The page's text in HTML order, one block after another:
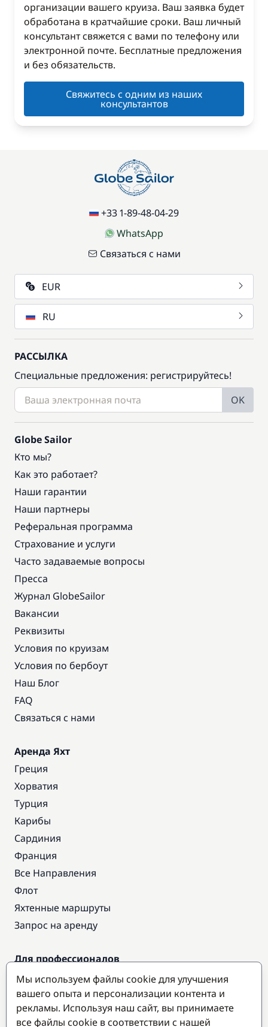
организации вашего круиза. Ваш заявка будет
обработана в кратчайшие сроки. Ваш личный
консультант свяжется с вами по телефону или
электронной почте. Бесплатные предложения
и без обязательств.
Свяжитесь с одним из наших
консультантов
+33 1-89-48-04-29
WhatsApp
Связаться с нами
EUR
RU
РАССЫЛКА
Специальные предложения: регистрируйтесь!
OK
Globe Sailor
Кто мы?
Как это работает?
Наши гарантии
Наши партнеры
Реферальная программа
Страхование и услуги
Часто задаваемые вопросы
Пресса
Журнал GlobeSailor
Вакансии
Реквизиты
Условия по круизам
Условия по бербоут
Наш Блог
FAQ
Связаться с нами
Аренда Яхт
Греция
Хорватия
Турция
Карибы
Сардиния
Франция
Все Направления
Флот
Яхтенные маршруты
Запрос на аренду
Для профессионалов
Доступ про
Стать партнером
Мы используем файлы cookie для улучшения
вашего опыта и персонализации контента и
рекламы. Используя наш сайт, вы принимаете
все файлы cookie в соответствии с нашей